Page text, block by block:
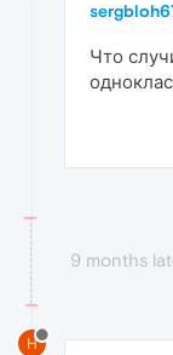
Что
9 months
H